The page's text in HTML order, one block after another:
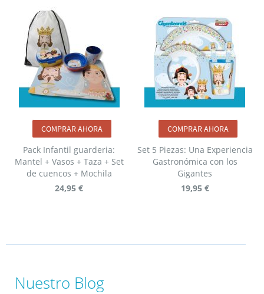
Pack Infantil guarderia:
Mantel + Vasos + Taza + Set
de cuencos + Mochila
COMPRAR AHORA
24,95 €
Set 5 Piezas: Una Experiencia
Gastronómica con los
Gigantes
COMPRAR AHORA
19,95 €
Nuestro Blog